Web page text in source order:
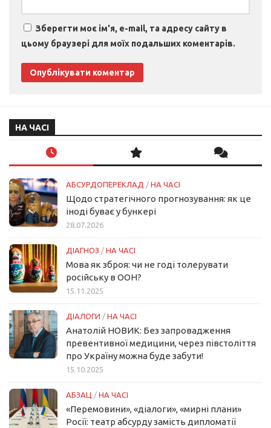
Зберегти моє ім'я, e-mail, та адресу сайту в
цьому браузері для моїх подальших коментарів.
НА ЧАСІ
АБСУРДОПЕРЕКЛАД / НА ЧАСІ
Щодо стратегічного прогнозування: як це
іноді буває у бункері
28.07.2026
ДІАГНОЗ / НА ЧАСІ
Мова як зброя: чи не годі толерувати
російську в ООН?
15.11.2025
ДІАЛОГИ / НА ЧАСІ
Анатолій НОВИК: Без запровадження
превентивної медицини, через півстоліття
про Україну можна буде забути!
15.10.2025
АБЗАЦ / НА ЧАСІ
«Перемовини», «діалоги», «мирні плани»
Росії: театр абсурду замість дипломатії